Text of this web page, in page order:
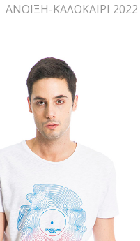
ΑΝΟΙΞΗ-ΚΑΛΟΚΑΙΡΙ 2022